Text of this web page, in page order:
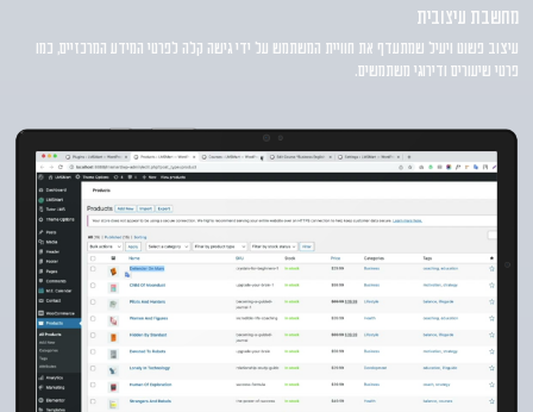
מחשבת עיצובית
עיצוב פשוט ויעיל שמתעדף את חוויית המשתמש על ידי גישה קלה לפרטי המידע המרכזיים, כמו
פרטי שיעורים ודירוגי משתמשים.